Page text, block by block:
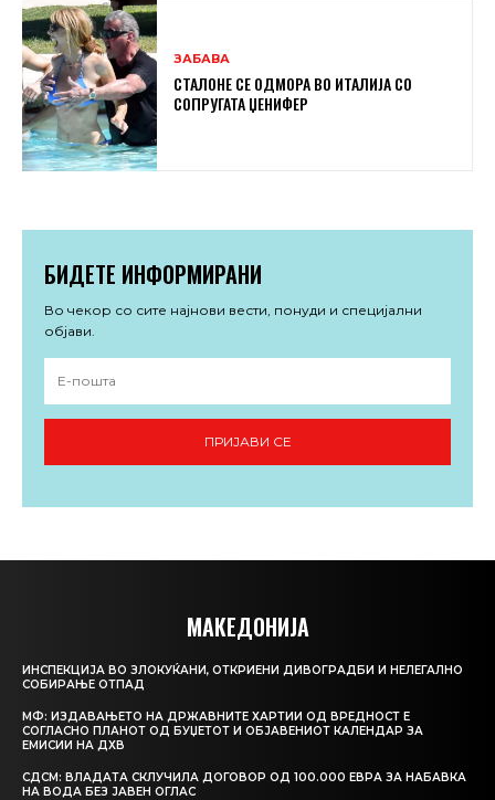
ЗАБАВА
СТАЛОНЕ СЕ ОДМОРА ВО ИТАЛИЈА СО
СОПРУГАТА ЏЕНИФЕР
БИДЕТЕ ИНФОРМИРАНИ
Во чекор со сите најнови вести, понуди и специјални
објави.
ПРИЈАВИ СЕ
МАКЕДОНИЈА
ИНСПЕКЦИЈА ВО ЗЛОКУЌАНИ, ОТКРИЕНИ ДИВОГРАДБИ И НЕЛЕГАЛНО
СОБИРАЊЕ ОТПАД
МФ: ИЗДАВАЊЕТО НА ДРЖАВНИТЕ ХАРТИИ ОД ВРЕДНОСТ Е
СОГЛАСНО ПЛАНОТ ОД БУЏЕТОТ И ОБЈАВЕНИОТ КАЛЕНДАР ЗА
ЕМИСИИ НА ДХВ
СДСМ: ВЛАДАТА СКЛУЧИЛА ДОГОВОР ОД 100.000 ЕВРА ЗА НАБАВКА
НА ВОДА БЕЗ ЈАВЕН ОГЛАС